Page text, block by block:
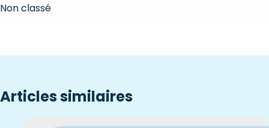
Non classé
Articles similaires